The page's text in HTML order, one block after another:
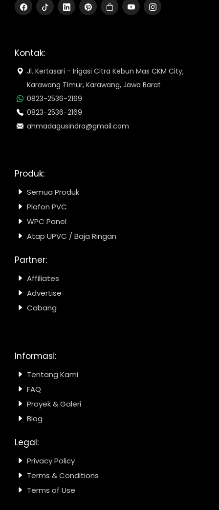
Kontak:
Jl. Kertasari - Irigasi Citra Kebun Mas CKM City,
Karawang Timur, Karawang, Jawa Barat
0823-2536-2169
0823-2536-2169
ahmadagusindra@gmail.com
Produk:
Semua Produk
Plafon PVC
WPC Panel
Atap UPVC / Baja Ringan
Partner:
Affiliates
Advertise
Cabang
Informasi:
Tentang Kami
FAQ
Proyek & Galeri
Blog
Legal:
Privacy Policy
Terms & Conditions
Terms of Use